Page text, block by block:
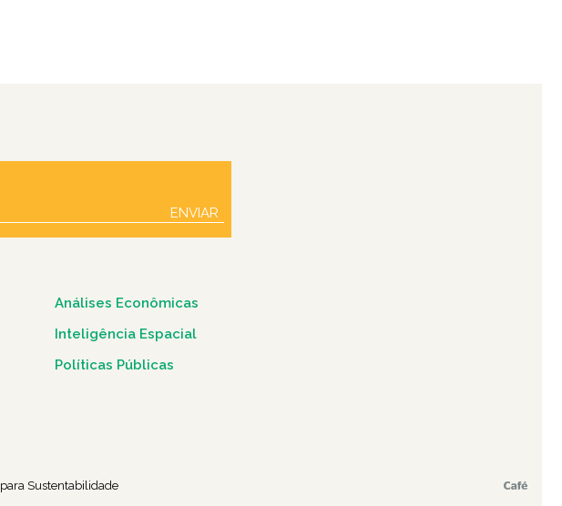
ENVIAR
Análises Econômicas
Inteligência Espacial
Políticas Públicas
Sustentabilidade